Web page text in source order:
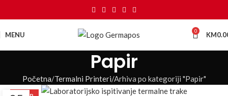
MENU 0 KM
Papir
Početna Termalni Printeri Arhiva po kategoriji "Papir"